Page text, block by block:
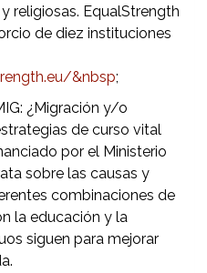
religiosas. EqualStrength
de diez instituciones
&nbsp;
¿Migración y/o
de curso vital
por el Ministerio
sobre las causas y
combinaciones de
la educación y la
siguen para mejorar